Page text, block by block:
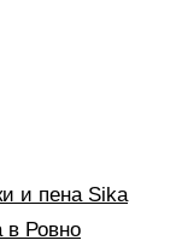
и пена Sika
в Ровно